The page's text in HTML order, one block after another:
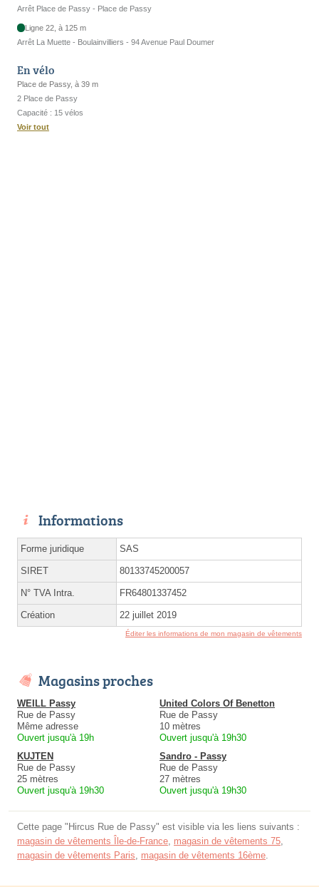
Arrêt Place de Passy - Place de Passy
Ligne 22, à 125 m
Arrêt La Muette - Boulainvilliers - 94 Avenue Paul Doumer
En vélo
Place de Passy, à 39 m
2 Place de Passy
Capacité : 15 vélos
Voir tout
Informations
Forme juridique SAS
SIRET 80133745200057
N° TVA Intra. FR64801337452
Création 22 juillet 2019
Éditer les informations de mon magasin de vêtements
Magasins proches
WEILL Passy
Rue de Passy
Même adresse
Ouvert jusqu'à 19h
United Colors Of Benetton
Rue de Passy
10 mètres
Ouvert jusqu'à 19h30
KUJTEN
Rue de Passy
25 mètres
Ouvert jusqu'à 19h30
Sandro - Passy
Rue de Passy
27 mètres
Ouvert jusqu'à 19h30
Cette page "Hircus Rue de Passy" est visible via les liens suivants :
magasin de vêtements Île-de-France, magasin de vêtements 75,
magasin de vêtements Paris, magasin de vêtements 16ème.